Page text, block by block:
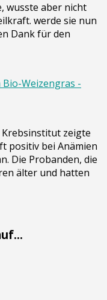
wusste aber nicht
werde sie nun
Dank für den
Weizengras -
zeigte
positiv bei Anämien
Die Probanden, die
älter und hatten